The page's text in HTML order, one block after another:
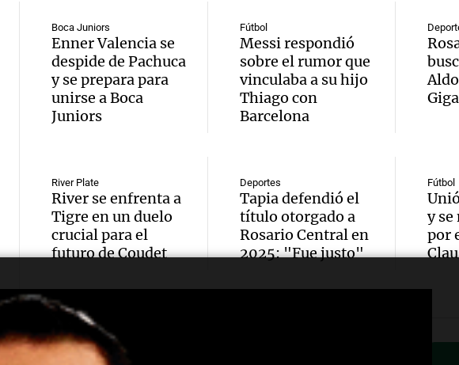
Panorama
Episodios
tras
asilo
Panorama
Episodios
Audio.
critica
noticias
este
Noticias
Audio.
en
Audio.
52ª
Audio.
sector
Boca Juniors
Enner Valencia se
despide de Pachuca
y se prepara para
unirse a Boca
Juniors
Fútbol
Messi respondió
sobre el rumor que
vinculaba a su hijo
Thiago con
Barcelona
River Plate
River se enfrenta a
Tigre en un duelo
crucial para el
futuro de Coudet
Deportes
Tapia defendió el
título otorgado a
Rosario Central en
2025: "Fue justo"
Fútbol
y se
por